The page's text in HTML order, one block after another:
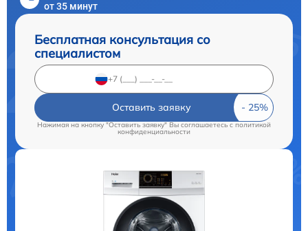
от 35 минут
Бесплатная консультация со
специалистом
Оставить заявку
Нажимая на кнопку "Оставить заявку" Вы соглашаетесь cполитикой
конфиденциальности